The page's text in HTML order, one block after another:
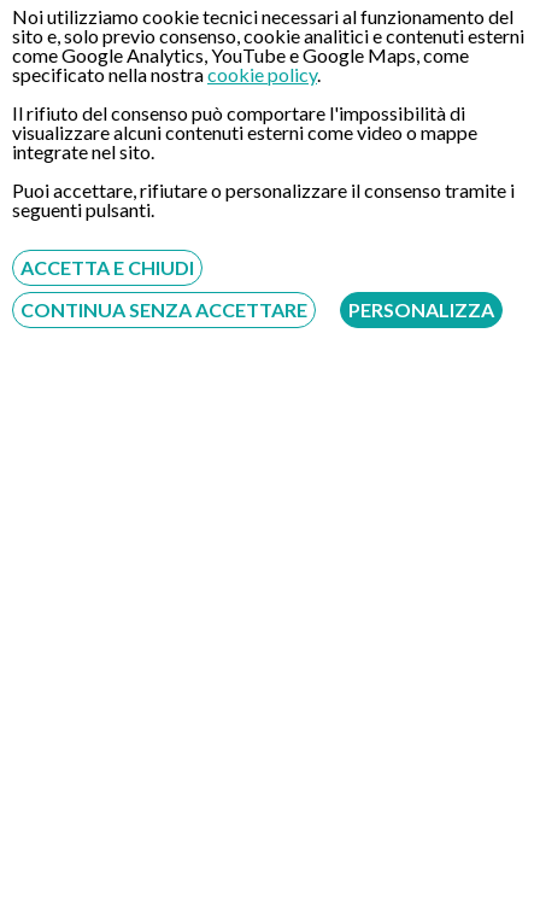
Noi utilizziamo cookie tecnici necessari al funzionamento del
sito e, solo previo consenso, cookie analitici e contenuti esterni
come Google Analytics, YouTube e Google Maps, come
specificato nella nostracookie policy.
Il rifiuto del consenso può comportare l'impossibilità di
visualizzare alcuni contenuti esterni come video o mappe
integrate nel sito.
Puoi accettare, rifiutare o personalizzare il consenso tramite i
seguenti pulsanti.
ACCETTA E CHIUDI
CONTINUA SENZA ACCETTARE
PERSONALIZZA
Questo esame richiede un’attentapreparazionecostituita da
un’opportunadieta alimentaree dall’utilizzo di farmaci
lassativi per la pulizia del colon. In caso di ricorso a
Wash(procedura non disponibile presso questo centro), non
sarà necessaria nessuna preparazione ma soltanto il rispetto di
alcuni accorgimenti alimentari a partire nei giorni precedenti
l’esame.
Nel corso dell’esame il medico potrà esaminate con
accuratezza le pareti del colon orientando l’endoscopio a
seconda delle esigenze. Le immagini riprese durante la
Colonscopia verranno proiettate su uno schermo televisivo